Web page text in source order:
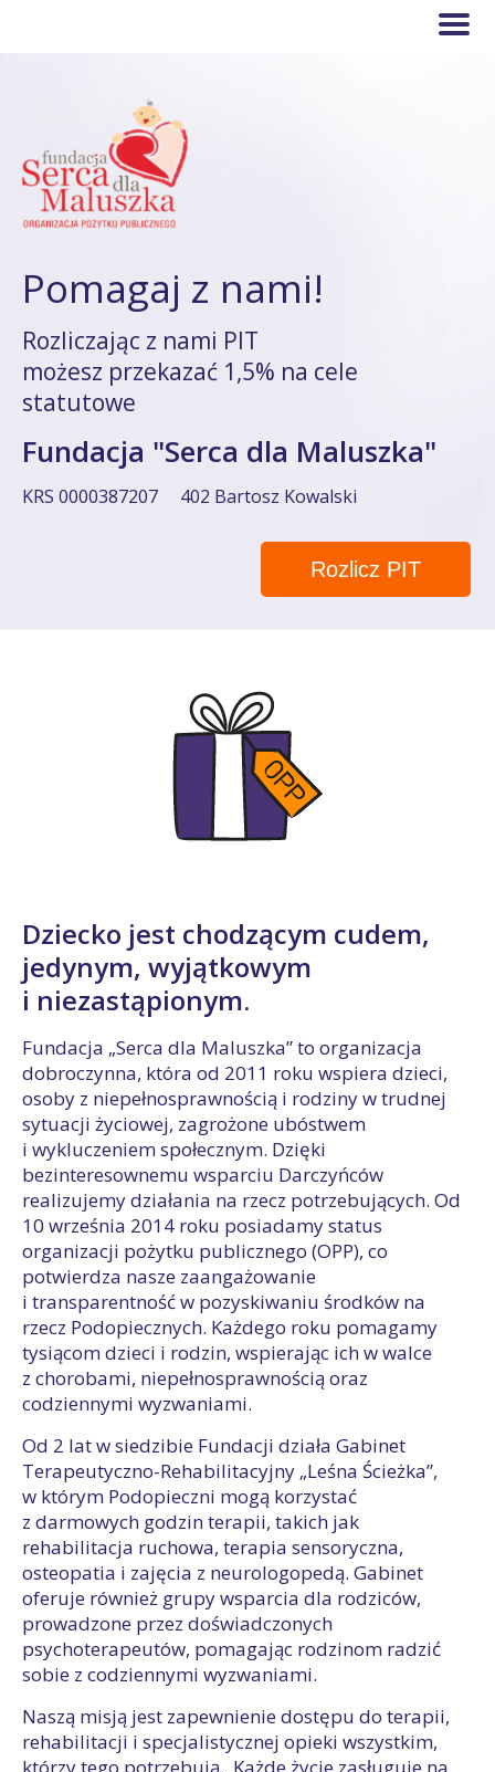
Pomagaj z nami!
Rozliczając z nami PIT
możesz przekazać 1,5% na cele
statutowe
Fundacja "Serca dla Maluszka"
KRS 0000387207 402 Bartosz Kowalski
Rozlicz PIT
Dziecko jest chodzącym cudem,
jedynym, wyjątkowym
i niezastąpionym.
Fundacja „Serca dla Maluszka” to organizacja
dobroczynna, która od 2011 roku wspiera dzieci,
osoby z niepełnosprawnością i rodziny w trudnej
sytuacji życiowej, zagrożone ubóstwem
i wykluczeniem społecznym. Dzięki
bezinteresownemu wsparciu Darczyńców
realizujemy działania na rzecz potrzebujących. Od
10 września 2014 roku posiadamy status
organizacji pożytku publicznego (OPP), co
potwierdza nasze zaangażowanie
i transparentność w pozyskiwaniu środków na
rzecz Podopiecznych. Każdego roku pomagamy
tysiącom dzieci i rodzin, wspierając ich w walce
z chorobami, niepełnosprawnością oraz
codziennymi wyzwaniami.
Od 2 lat w siedzibie Fundacji działa Gabinet
Terapeutyczno-Rehabilitacyjny „Leśna Ścieżka”,
w którym Podopieczni mogą korzystać
z darmowych godzin terapii, takich jak
rehabilitacja ruchowa, terapia sensoryczna,
osteopatia i zajęcia z neurologopedą. Gabinet
oferuje również grupy wsparcia dla rodziców,
prowadzone przez doświadczonych
psychoterapeutów, pomagając rodzinom radzić
sobie z codziennymi wyzwaniami.
Naszą misją jest zapewnienie dostępu do terapii,
rehabilitacji i specjalistycznej opieki wszystkim,